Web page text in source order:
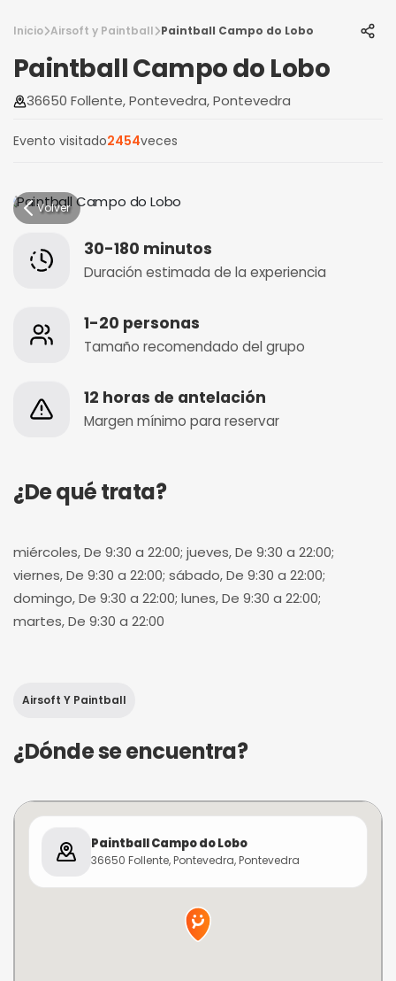
Inicio Airsoft y Paintball Paintball Campo do Lobo
Paintball Campo do Lobo
36650 Follente, Pontevedra, Pontevedra
Evento visitado2454veces
Volver
30-180 minutos
Duración estimada de la experiencia
1-20 personas
Tamaño recomendado del grupo
12 horas de antelación
Margen mínimo para reservar
¿De qué trata?
miércoles, De 9:30 a 22:00; jueves, De 9:30 a 22:00;
viernes, De 9:30 a 22:00; sábado, De 9:30 a 22:00;
domingo, De 9:30 a 22:00; lunes, De 9:30 a 22:00;
martes, De 9:30 a 22:00
Airsoft Y Paintball
¿Dónde se encuentra?
Paintball Campo do Lobo
36650 Follente, Pontevedra, Pontevedra